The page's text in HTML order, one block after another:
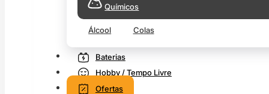
Químicos
Álcool Colas
Baterias
Hobby / Tempo Livre
Ofertas